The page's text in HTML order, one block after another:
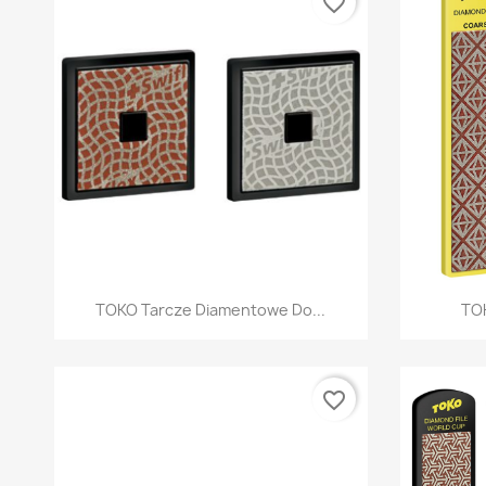
Szybki podgląd
TOKO Tarcze Diamentowe Do...
favorite_border